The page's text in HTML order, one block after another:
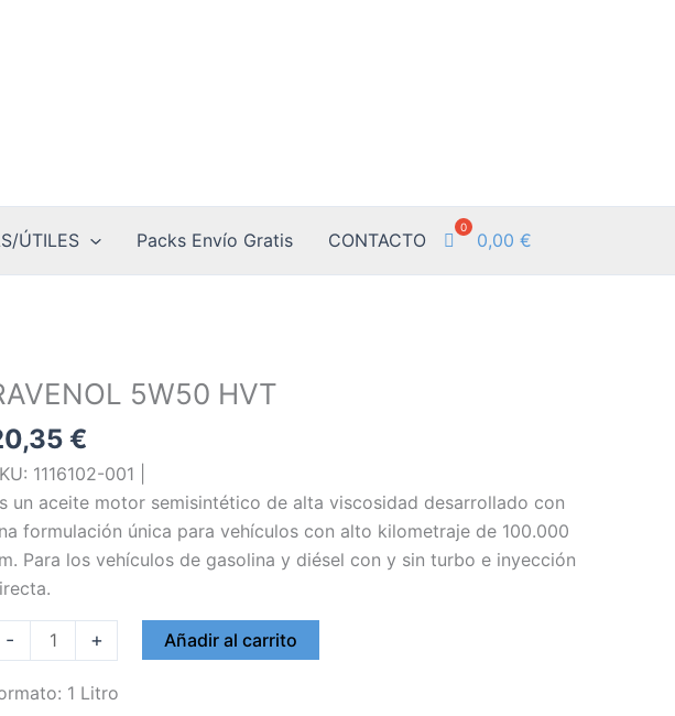
ÚTILES Packs Envío Gratis CONTACTO 0,00 €
5W50 HVT
€
1116102-001 |
un aceite motor semisintético de alta viscosidad desarrollado con
formulación única para vehículos con alto kilometraje de 100.000
Para los vehículos de gasolina y diésel con y sin turbo e inyección
- + Añadir al carrito
1 Litro